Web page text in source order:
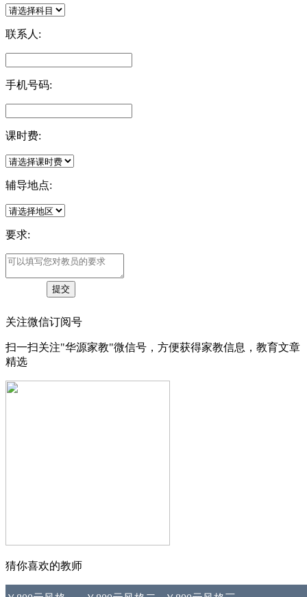
联系人:
手机号码:
课时费:
辅导地点:
要求:
关注微信订阅号
扫一扫关注"华源家教"微信号，方便获得家教信息，教育文章
精选
猜你喜欢的教师